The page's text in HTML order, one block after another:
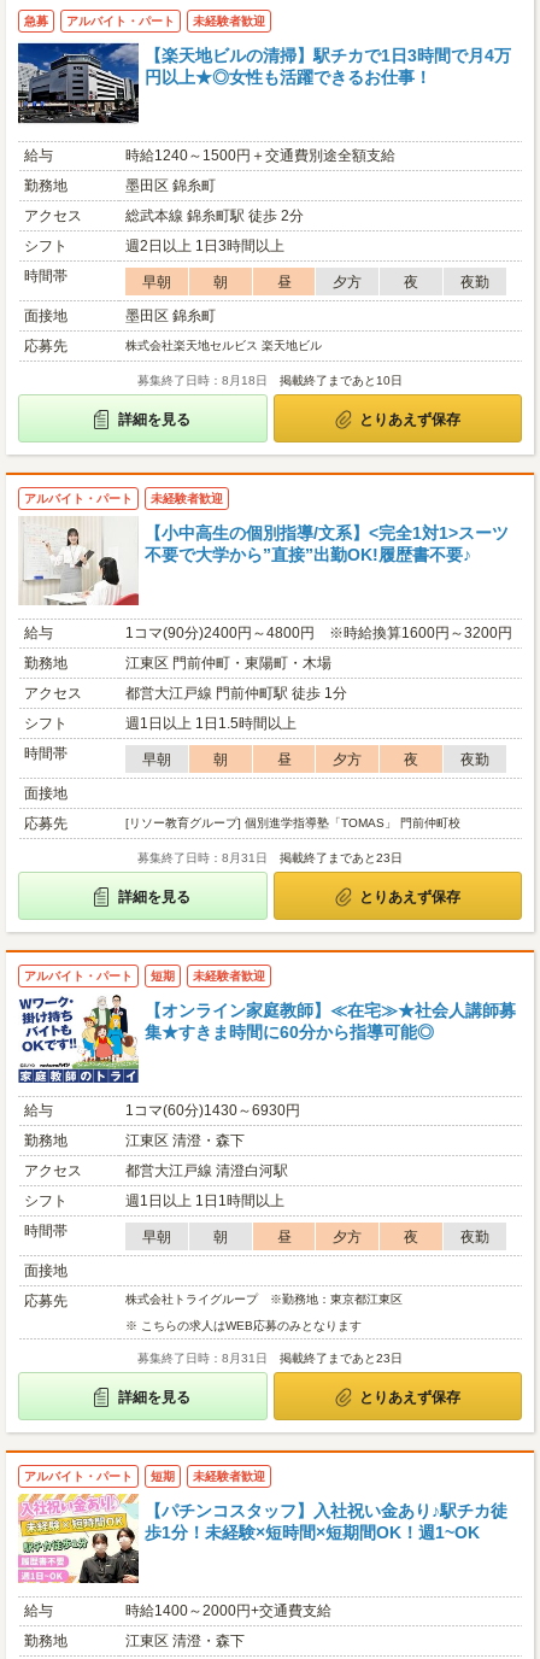
急募 アルバイト・パート 未経験者歓迎
【楽天地ビルの清掃】駅チカで1日3時間で月4万
円以上★◎女性も活躍できるお仕事！
給与
時給1240～1500円＋交通費別途全額支給
勤務地
墨田区 錦糸町
アクセス
総武本線 錦糸町駅 徒歩 2分
シフト
週2日以上 1日3時間以上
時間帯
早朝 朝 昼 夕方 夜
夜勤
面接地
墨田区 錦糸町
応募先
株式会社楽天地セルビス 楽天地ビル
募集終了日時：8月18日 掲載終了まであと10日
詳細を見る とりあえず保存
アルバイト・パート 未経験者歓迎
【小中高生の個別指導/文系】<完全1対1>スーツ
不要で大学から”直接”出勤OK!履歴書不要♪
給与
1コマ(90分)2400円～4800円 ※時給換算1600円～3200円
勤務地
江東区 門前仲町・東陽町・木場
アクセス
都営大江戸線 門前仲町駅 徒歩 1分
シフト
週1日以上 1日1.5時間以上
時間帯
早朝 朝 昼 夕方 夜
夜勤
面接地
応募先
[リソー教育グループ] 個別進学指導塾「TOMAS」 門前仲町校
募集終了日時：8月31日 掲載終了まであと23日
詳細を見る とりあえず保存
アルバイト・パート 短期 未経験者歓迎
【オンライン家庭教師】≪在宅≫★社会人講師募
集★すきま時間に60分から指導可能◎
給与
1コマ(60分)1430～6930円
勤務地
江東区 清澄・森下
アクセス
都営大江戸線 清澄白河駅
シフト
週1日以上 1日1時間以上
時間帯
早朝 朝 昼 夕方 夜
夜勤
面接地
応募先
株式会社トライグループ ※勤務地：東京都江東区
※ こちらの求人はWEB応募のみとなります
募集終了日時：8月31日 掲載終了まであと23日
詳細を見る とりあえず保存
アルバイト・パート 短期 未経験者歓迎
【パチンコスタッフ】入社祝い金あり♪駅チカ徒
歩1分！未経験×短時間×短期間OK！週1~OK
給与
時給1400～2000円+交通費支給
勤務地
江東区 清澄・森下